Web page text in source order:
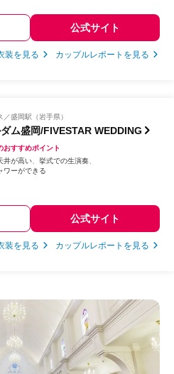
公式サイト
装を見る カップルレポートを見る
盛岡駅（岩手県）
ム盛岡/FIVESTAR WEDDING
おすすめポイント
井が高い
挙式での生演奏
ワーができる
公式サイト
装を見る カップルレポートを見る